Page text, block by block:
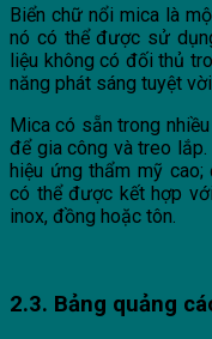
Biển chữ nổi mica là
nó có thể được sử
liệu không có đối thủ
năng phát sáng tuyệt vời.
Mica có sẵn trong
để gia công và treo
hiệu ứng thẩm mỹ
có thể được kết hợp
inox, đồng hoặc tôn.
2.3. Bảng quảng